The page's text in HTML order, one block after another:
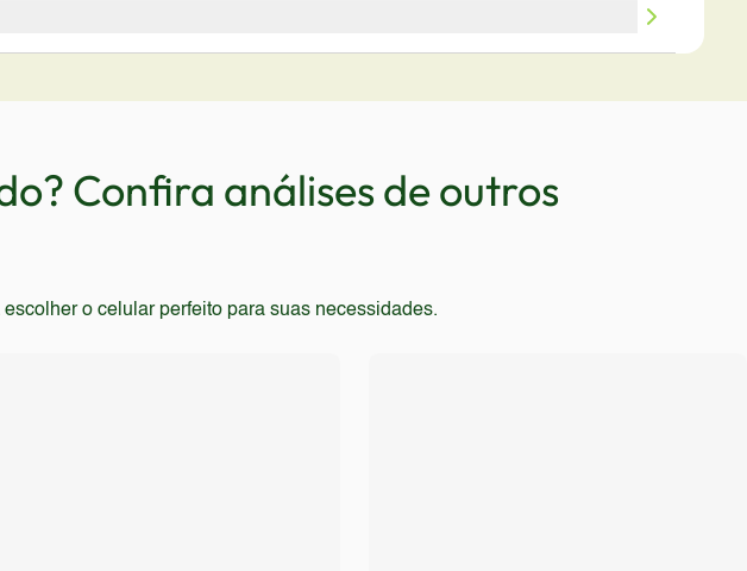
além de uma longa duração de bateria para uso diário intenso.
atraídos pelo aparelho.
Confira análises de outros
o celular perfeito para suas necessidades.